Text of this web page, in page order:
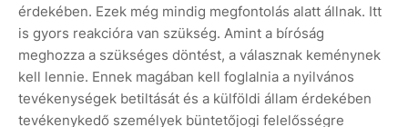
érdekében. Ezek még mindig megfontolás alatt állnak. Itt
is gyors reakcióra van szükség. Amint a bíróság
meghozza a szükséges döntést, a válasznak keménynek
kell lennie. Ennek magában kell foglalnia a nyilvános
tevékenységek betiltását és a külföldi állam érdekében
tevékenykedő személyek büntetőjogi felelősségre